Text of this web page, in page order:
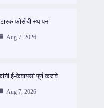
फोर्सची स्थापना
Aug 7, 2026
ई-केवायसी पूर्ण करावे
Aug 7, 2026